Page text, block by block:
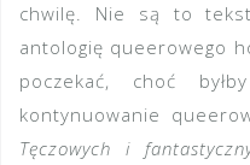
chwilę. Nie są to
antologię queerowego
poczekać, choć
kontynuowanie
Tęczowych i